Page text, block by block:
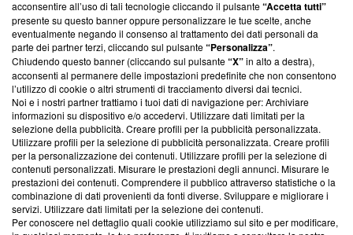
parte; Trust Project non ha ancora effettuato una verifica di
conformità agli standard.
Su di noi
Team editoriale
Corporate
Redazione
Informativa Privacy
Cookie Policy
Blasting SA, IDI CHE-247.845.224, Via Carlo Frasca, 3 - 6900
acconsentire all’uso di tali tecnologie cliccando il pulsante“Accetta tutti”
presente su questo banner oppure personalizzare le tue scelte, anche
eventualmente negando il consenso al trattamento dei dati personali da
parte dei partner terzi, cliccando sul pulsante“Personalizza”.
Chiudendo questo banner (cliccando sul pulsante“X”in alto a destra),
acconsenti al permanere delle impostazioni predefinite che non consentono
l’utilizzo di cookie o altri strumenti di tracciamento diversi dai tecnici.
Noi e i nostri partner trattiamo i tuoi dati di navigazione per: Archiviare
informazioni su dispositivo e/o accedervi. Utilizzare dati limitati per la
selezione della pubblicità. Creare profili per la pubblicità personalizzata.
Utilizzare profili per la selezione di pubblicità personalizzata. Creare profili
per la personalizzazione dei contenuti. Utilizzare profili per la selezione di
contenuti personalizzati. Misurare le prestazioni degli annunci. Misurare le
prestazioni dei contenuti. Comprendere il pubblico attraverso statistiche o la
combinazione di dati provenienti da fonti diverse. Sviluppare e migliorare i
servizi. Utilizzare dati limitati per la selezione dei contenuti.
Per conoscere nel dettaglio quali cookie utilizziamo sul sito e per modificare,